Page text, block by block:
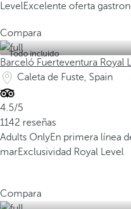
LevelExcelente oferta
Compara
Todo incluido
Barceló Fuerteventura Royal
Caleta de Fuste, Spain
4.5/5
1142 reseñas
Adults OnlyEn primera línea
marExclusividad Royal Level
Compara